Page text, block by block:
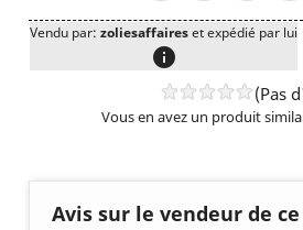
Vendu par:zoliesaffaireset expédié par lui
info
(Pas
Vous en avez un produit
Avis sur le vendeur de